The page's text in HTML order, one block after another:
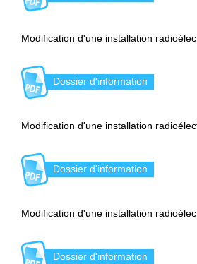
Modification d'une installation
Dossier d'information
Modification d'une installation
Dossier d'information
Modification d'une installation
Dossier d'information